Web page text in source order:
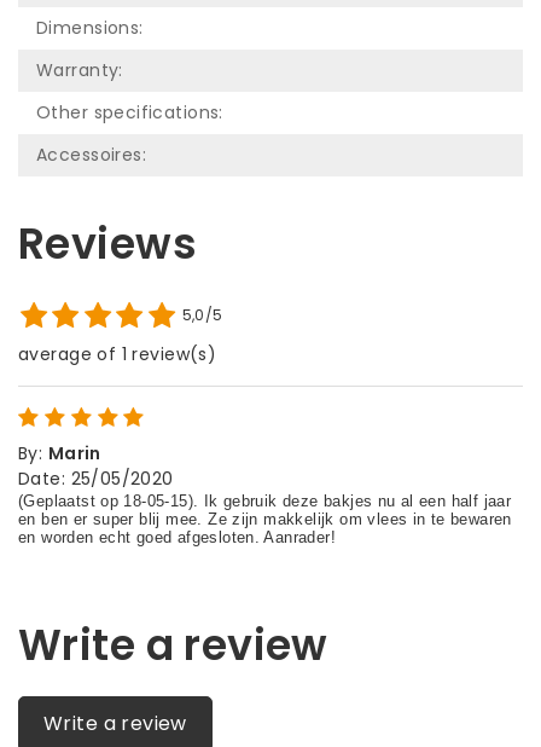
Dimensions:
Warranty:
Other specifications:
Accessoires:
Reviews
5,0/5
average of 1 review(s)
By: Marin
Date: 25/05/2020
Write a review
Write a review